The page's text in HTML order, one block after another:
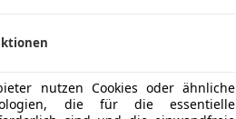
nutzen Cookies oder ähnliche
die für die essentielle